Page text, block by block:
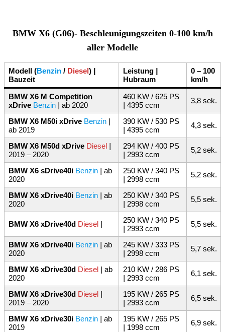
BMW X6 (G06)- Beschleunigungszeiten 0-100 km/h
aller Modelle
Modell (Benzin/ Diesel) |
Bauzeit
Leistung |
Hubraum
0 – 100
km/h
BMW X6 M Competition
xDrive Benzin | ab 2020
460 KW / 625 PS
| 4395 ccm
3,8 sek.
BMW X6 M50i xDrive Benzin |
ab 2019
390 KW / 530 PS
| 4395 ccm
4,3 sek.
BMW X6 M50d xDrive Diesel |
2019 – 2020
294 KW / 400 PS
| 2993 ccm
5,2 sek.
BMW X6 sDrive40i Benzin | ab
2020
250 KW / 340 PS
| 2998 ccm
5,2 sek.
BMW X6 xDrive40i Benzin | ab
2020
250 KW / 340 PS
| 2998 ccm
5,5 sek.
BMW X6 xDrive40d Diesel |
250 KW / 340 PS
| 2993 ccm
5,5 sek.
BMW X6 xDrive40i Benzin | ab
2020
245 KW / 333 PS
| 2998 ccm
5,7 sek.
BMW X6 xDrive30d Diesel | ab
2020
210 KW / 286 PS
| 2993 ccm
6,1 sek.
BMW X6 xDrive30d Diesel |
2019 – 2020
195 KW / 265 PS
| 2993 ccm
6,5 sek.
BMW X6 xDrive30i Benzin | ab
2019
195 KW / 265 PS
| 1998 ccm
6,9 sek.